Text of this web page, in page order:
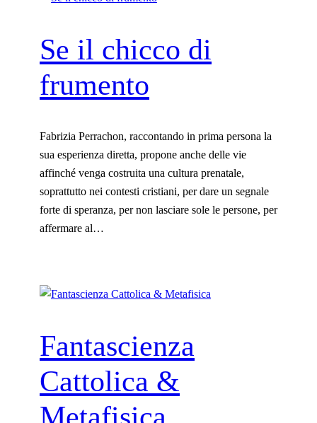
Se il chicco di
frumento
Fabrizia Perrachon, raccontando in prima persona la
sua esperienza diretta, propone anche delle vie
affinché venga costruita una cultura prenatale,
soprattutto nei contesti cristiani, per dare un segnale
forte di speranza, per non lasciare sole le persone, per
affermare al…
Fantascienza
Cattolica &